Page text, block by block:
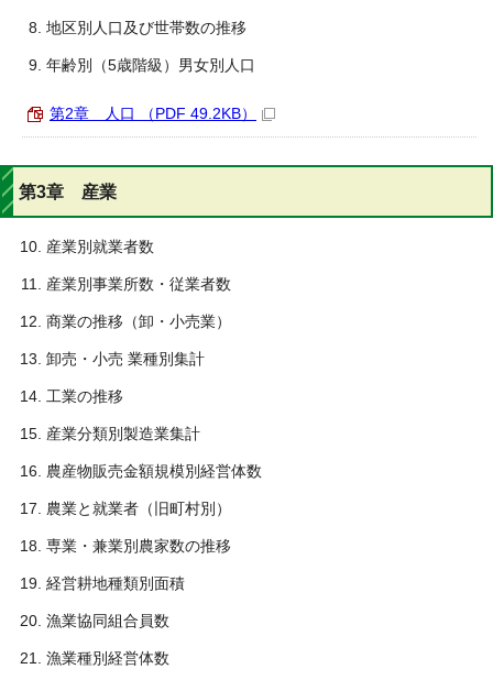
地区別人口及び世帯数の推移
年齢別（5歳階級）男女別人口
第2章 人口 （PDF 49.2KB）
第3章 産業
産業別就業者数
産業別事業所数・従業者数
商業の推移（卸・小売業）
卸売・小売 業種別集計
工業の推移
産業分類別製造業集計
農産物販売金額規模別経営体数
農業と就業者（旧町村別）
専業・兼業別農家数の推移
経営耕地種類別面積
漁業協同組合員数
漁業種別経営体数